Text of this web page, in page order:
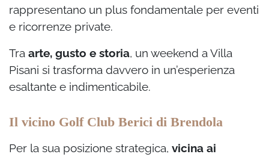
rappresentano un plus fondamentale per eventi
e ricorrenze private.
Tra arte, gusto e storia, un weekend a Villa
Pisani si trasforma davvero in un’esperienza
esaltante e indimenticabile.
Il vicino Golf Club Berici di Brendola
Per la sua posizione strategica, vicina ai